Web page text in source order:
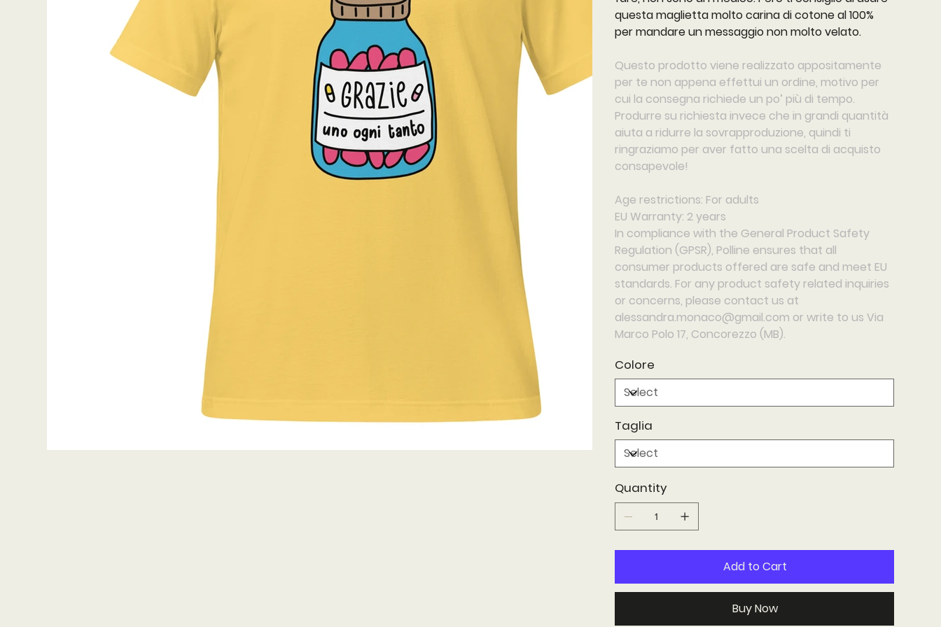
questa maglietta molto carina di cotone al 100%
per mandare un messaggio non molto velato.
Questo prodotto viene realizzato appositamente
per te non appena effettui un ordine, motivo per
cui la consegna richiede un po’ più di tempo.
Produrre su richiesta invece che in grandi quantità
aiuta a ridurre la sovrapproduzione, quindi ti
ringraziamo per aver fatto una scelta di acquisto
consapevole!
Age restrictions: For adults
EU Warranty: 2 years
In compliance with the General Product Safety
Regulation (GPSR), Polline ensures that all
consumer products offered are safe and meet EU
standards. For any product safety related inquiries
or concerns, please contact us at
alessandra.monaco@gmail.com or write to us Via
Marco Polo 17, Concorezzo (MB).
Colore
Taglia
Quantity
Add to Cart
Buy Now